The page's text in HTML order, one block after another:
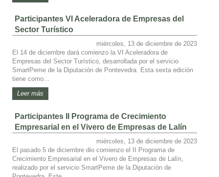
Participantes VI Aceleradora de Empresas del
Sector Turístico
miércoles, 13 de diciembre de 2023
El 14 de diciembre dará comienzo la VI Aceleradora de
Empresas del Sector Turístico, desarrollada por el servicio
SmartPeme de la Diputación de Pontevedra. Esta sexta edición
tiene como...
Leer más
Participantes II Programa de Crecimiento
Empresarial en el Vivero de Empresas de Lalín
miércoles, 13 de diciembre de 2023
El pasado 5 de diciembre dio comienzo el II Programa de
Crecimiento Empresarial en el Vivero de Empresas de Lalín,
realizado por el servicio SmartPeme de la Diputación de